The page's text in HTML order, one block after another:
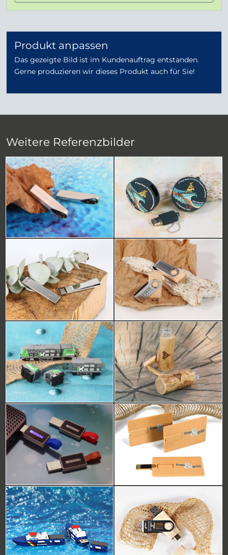
Produkt anpassen
Das gezeigte Bild ist im Kundenauftrag entstanden.
Gerne produzieren wir dieses Produkt auch für Sie!
Weitere Referenzbilder